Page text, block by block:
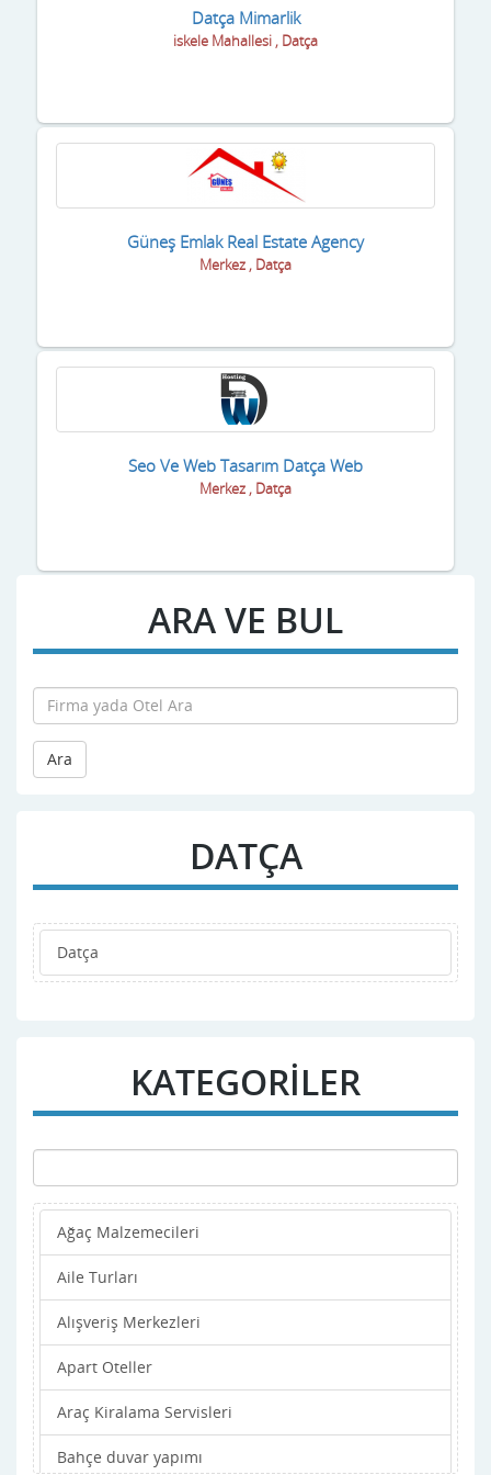
Datça Mimarlik
iskele Mahallesi , Datça
Güneş Emlak Real Estate Agency
Merkez , Datça
Seo Ve Web Tasarım Datça Web
Merkez , Datça
ARA VE BUL
Ara
DATÇA
Datça
KATEGORİLER
Ağaç Malzemecileri
Aile Turları
Alışveriş Merkezleri
Apart Oteller
Araç Kiralama Servisleri
Bahçe duvar yapımı